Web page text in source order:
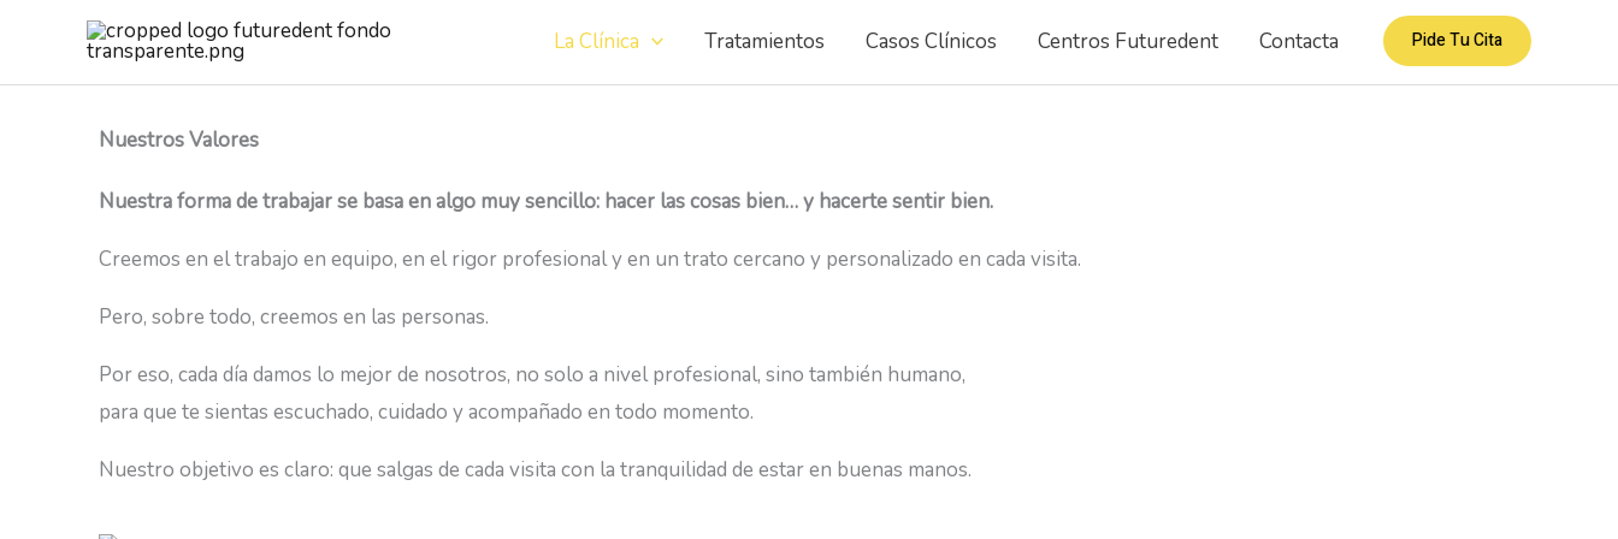
contenido
La Clínica Tratamientos Casos Clínicos Centros Futuredent Contacta Pide Tu Cita
Nuestros Valores
Nuestra forma de trabajar se basa en algo muy sencillo: hacer las cosas bien… y hacerte sentir bien.
Creemos en el trabajo en equipo, en el rigor profesional y en un trato cercano y personalizado en cada visita.
Pero, sobre todo, creemos en las personas.
Por eso, cada día damos lo mejor de nosotros, no solo a nivel profesional, sino también humano,
para que te sientas escuchado, cuidado y acompañado en todo momento.
Nuestro objetivo es claro: que salgas de cada visita con la tranquilidad de estar en buenas manos.